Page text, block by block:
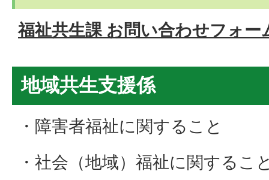
福祉共生課 お問い合わせフォー
地域共生支援係
・障害者福祉に関すること
・社会（地域）福祉に関するこ